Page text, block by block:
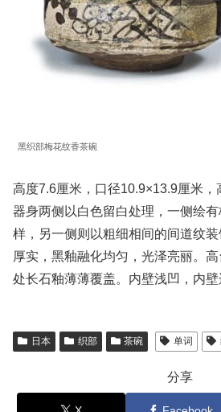
黑织部梅花纹香茶碗
高度7.6厘米，口径10.9×13.9厘米，
器身两侧以白色留白处理，一侧绘
样，另一侧则以粗细相间的间道纹
厚实，黑釉融化均匀，光泽亮丽。
处长石釉薄薄覆盖。内壁浅凹，内壁
日本 织部 茶碗 单词
分享